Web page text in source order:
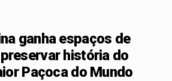
ganha espaços de
história do
Paçoca do Mundo